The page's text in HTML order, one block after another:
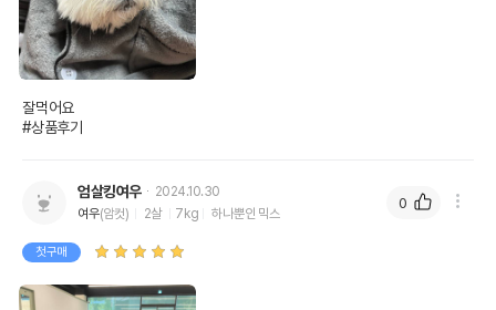
잘먹어요
#상품후기
엄살킹여우
2024.10.30
여우(암컷) 2살 7kg 하나뿐인 믹스
첫구매
0